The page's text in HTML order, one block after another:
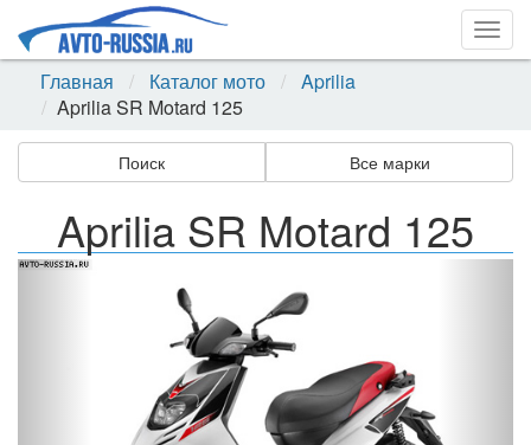
Главная
Каталог мото
Aprilia
Aprilia SR Motard 125
Поиск Все марки
Aprilia SR Motard 125
Назад